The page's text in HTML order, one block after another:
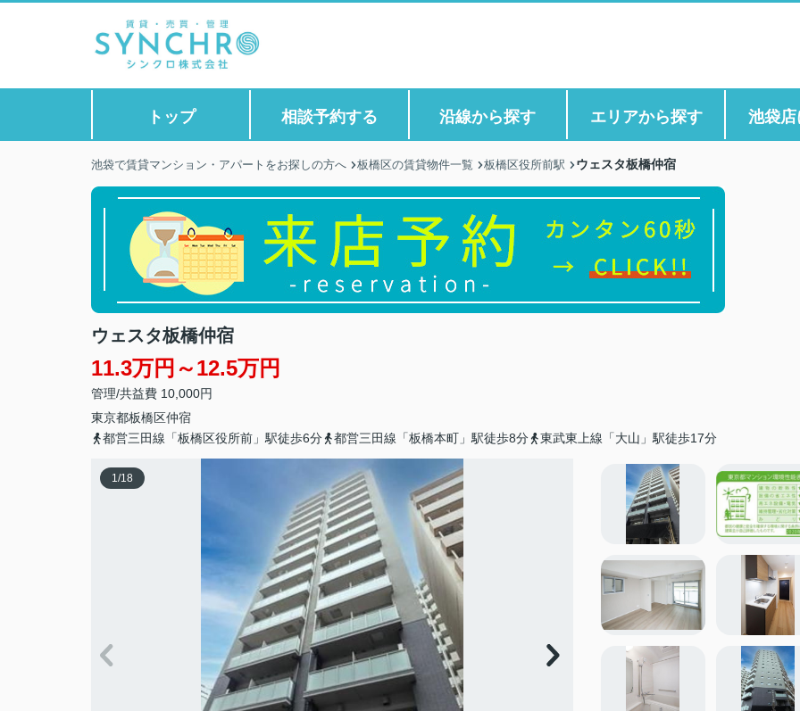
トップ 相談予約する 沿線から探す エリアから探す 池袋
池袋で賃貸マンション・アパートをお探しの方へ 板橋区の賃貸物件一覧 板橋区役所前駅 ウェスタ板橋仲宿
ウェスタ板橋仲宿
11.3万円～12.5万円
管理/共益費 10,000円
東京都板橋区仲宿
都営三田線「板橋区役所前」駅徒歩6分
都営三田線「板橋本町」駅徒歩8分 東武東上線「大山」駅徒歩17分
1/18